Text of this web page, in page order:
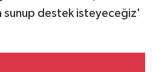
sunup destek isteyeceğiz'